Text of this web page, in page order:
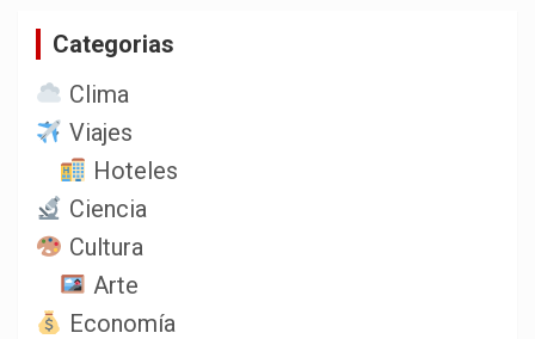
Categorias
Clima
Viajes
Hoteles
Ciencia
Cultura
Arte
Economía